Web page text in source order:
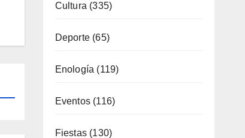
Cultura(335)
Deporte(65)
Enología (119)
Eventos(116)
Fiestas(130)